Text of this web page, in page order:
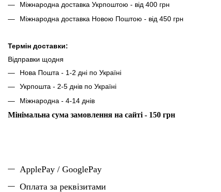
Міжнародна доставка Укрпоштою - від 400 грн
Міжнародна доставка Новою Поштою - від 450 грн
Термін доставки:
Відправки щодня
Нова Пошта - 1-2 дні по Україні
Укрпошта - 2-5 днів по Україні
Міжнародна - 4-14 днів
Мінімальна сума замовлення на сайті - 150 грн
ApplePay / GooglePay
Оплата за реквізитами